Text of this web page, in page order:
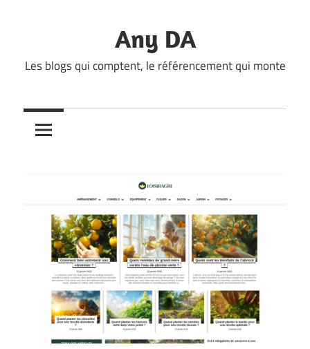
Any DA
Les blogs qui comptent, le référencement qui monte